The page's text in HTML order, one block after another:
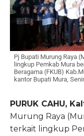
Pj Bupati Murung Raya
lingkup Pemkab Mura
Beragama (FKUB)
kantor Bupati Mura,
PURUK CAHU,
Murung Raya
terkait lingkup